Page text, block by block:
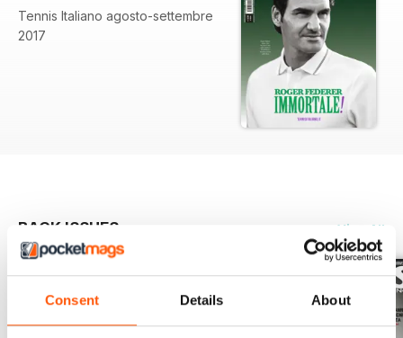
Consent Details About
Tennis Italiano agosto-settembre
2017
BACK ISSUES View All